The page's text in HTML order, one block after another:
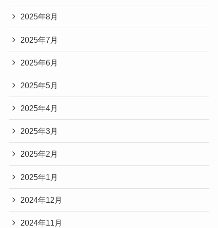
2025年8月
2025年7月
2025年6月
2025年5月
2025年4月
2025年3月
2025年2月
2025年1月
2024年12月
2024年11月